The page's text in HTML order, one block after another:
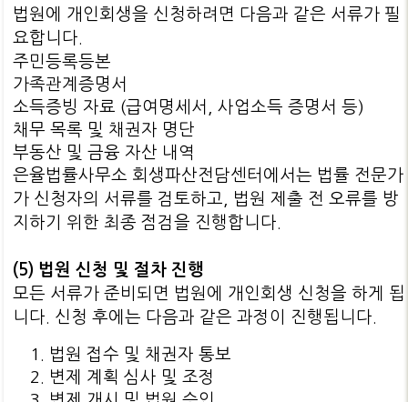
법원에 개인회생을 신청하려면 다음과 같은 서류가 필
요합니다.
주민등록등본
가족관계증명서
소득증빙 자료 (급여명세서, 사업소득 증명서 등)
채무 목록 및 채권자 명단
부동산 및 금융 자산 내역
은율법률사무소 회생파산전담센터에서는 법률 전문가
가 신청자의 서류를 검토하고, 법원 제출 전 오류를 방
지하기 위한 최종 점검을 진행합니다.
(5) 법원 신청 및 절차 진행
모든 서류가 준비되면 법원에 개인회생 신청을 하게 됩
니다. 신청 후에는 다음과 같은 과정이 진행됩니다.
법원 접수 및 채권자 통보
변제 계획 심사 및 조정